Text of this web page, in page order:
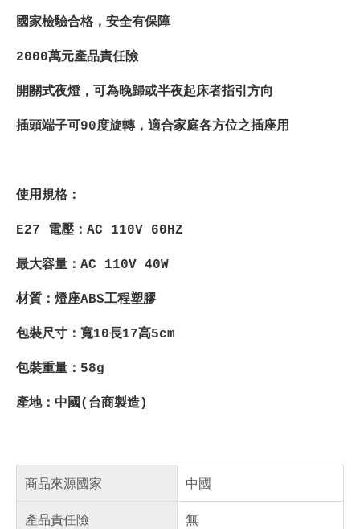
國家檢驗合格，安全有保障
2000萬元產品責任險
開關式夜燈，可為晚歸或半夜起床者指引方向
插頭端子可90度旋轉，適合家庭各方位之插座用
使用規格：
E27 電壓：AC 110V 60HZ
最大容量：AC 110V 40W
材質：燈座ABS工程塑膠
包裝尺寸：寬10長17高5cm
包裝重量：58g
產地：中國(台商製造)
商品來源國家
中國
產品責任險
無